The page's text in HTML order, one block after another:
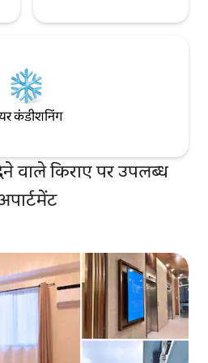
कंडीशनिंग
वाले किराए पर उपलब्ध